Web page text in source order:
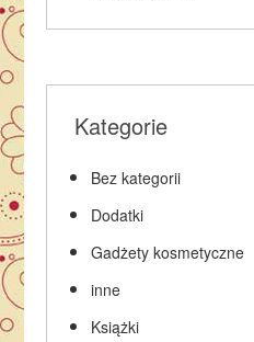
Kategorie
Bez kategorii
Dodatki
Gadżety kosmetyczne
inne
Książki